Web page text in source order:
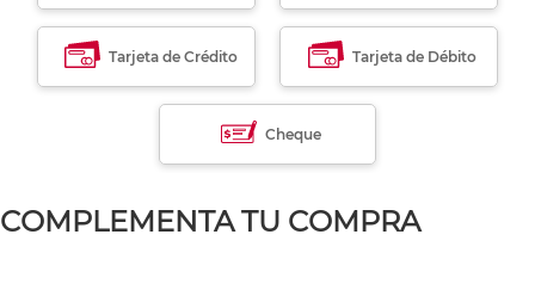
Tarjeta de Crédito Tarjeta de Débito
Cheque
COMPLEMENTA TU COMPRA